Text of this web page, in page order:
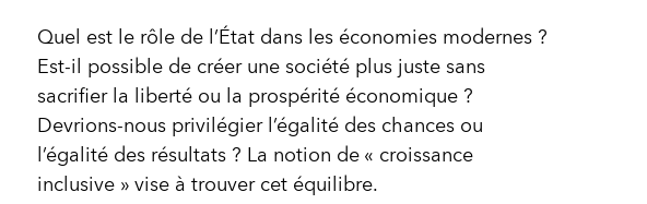
Quel est le rôle de l’État dans les économies modernes ?
Est-il possible de créer une société plus juste sans
sacrifier la liberté ou la prospérité économique ?
Devrions-nous privilégier l’égalité des chances ou
l’égalité des résultats ? La notion de « croissance
inclusive » vise à trouver cet équilibre.